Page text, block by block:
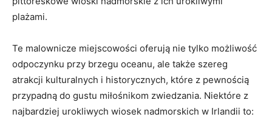
plażami.
Te malownicze miejscowości oferują nie tylko możliwość
odpoczynku ‌przy brzegu oceanu, ale także szereg
atrakcji kulturalnych i historycznych,⁤ które z pewnością
przypadną do ⁣gustu miłośnikom zwiedzania.‌ Niektóre z
najbardziej⁣ urokliwych wiosek nadmorskich w Irlandii to: